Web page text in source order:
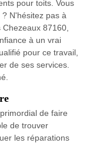
pour toits. Vous
N'hésitez pas à
87160,
à un vrai
pour ce travail,
de ses services.
de faire
de trouver
les réparations